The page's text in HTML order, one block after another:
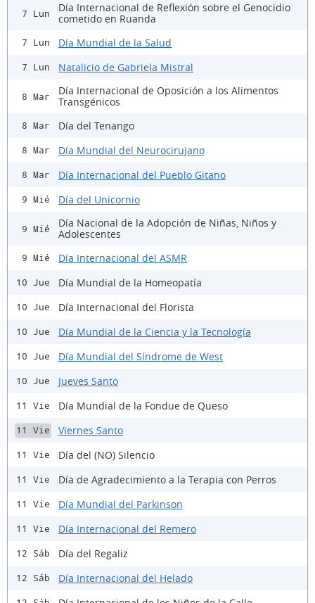
7 Lun
Día Internacional de Reflexión sobre el Genocidio
cometido en Ruanda
7 Lun Día Mundial de la Salud
7 Lun Natalicio de Gabriela Mistral
8 Mar
Día Internacional de Oposición a los Alimentos
Transgénicos
8 Mar Día del Tenango
8 Mar Día Mundial del Neurocirujano
8 Mar Día Internacional del Pueblo Gitano
9 Mié Día del Unicornio
9 Mié
Día Nacional de la Adopción de Niñas, Niños y
Adolescentes
9 Mié Día Internacional del ASMR
10 Jue Día Mundial de la Homeopatía
10 Jue Día Internacional del Florista
10 Jue Día Mundial de la Ciencia y la Tecnología
10 Jue Día Mundial del Síndrome de West
10 Jue Jueves Santo
11 Vie Día Mundial de la Fondue de Queso
11 Vie Viernes Santo
11 Vie Día del (NO) Silencio
11 Vie Día de Agradecimiento a la Terapia con Perros
11 Vie Día Mundial del Parkinson
11 Vie Día Internacional del Remero
12 Sáb Día del Regaliz
12 Sáb Día Internacional del Helado